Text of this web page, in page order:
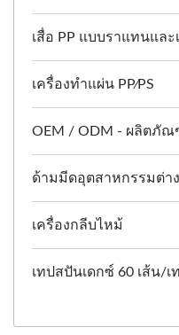
เสื่อ PP แบบราแทนและ
เครื่องทำแผ่น PP⁄PS
OEM / ODM - ผลิตภั
ด้ามมีดอุตสาหกรรมต่า
เครื่องกลีบไหม้
เทปสปันเดกซ์ 60 เส้น/เ